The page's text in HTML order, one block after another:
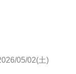
05/02(土)